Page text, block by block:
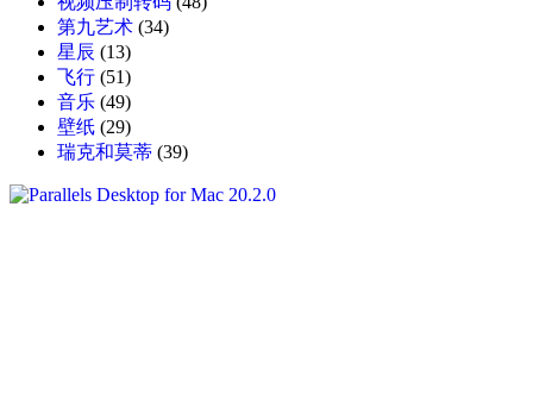
第九艺术 (34)
星辰 (13)
飞行 (51)
音乐 (49)
壁纸 (29)
瑞克和莫蒂 (39)